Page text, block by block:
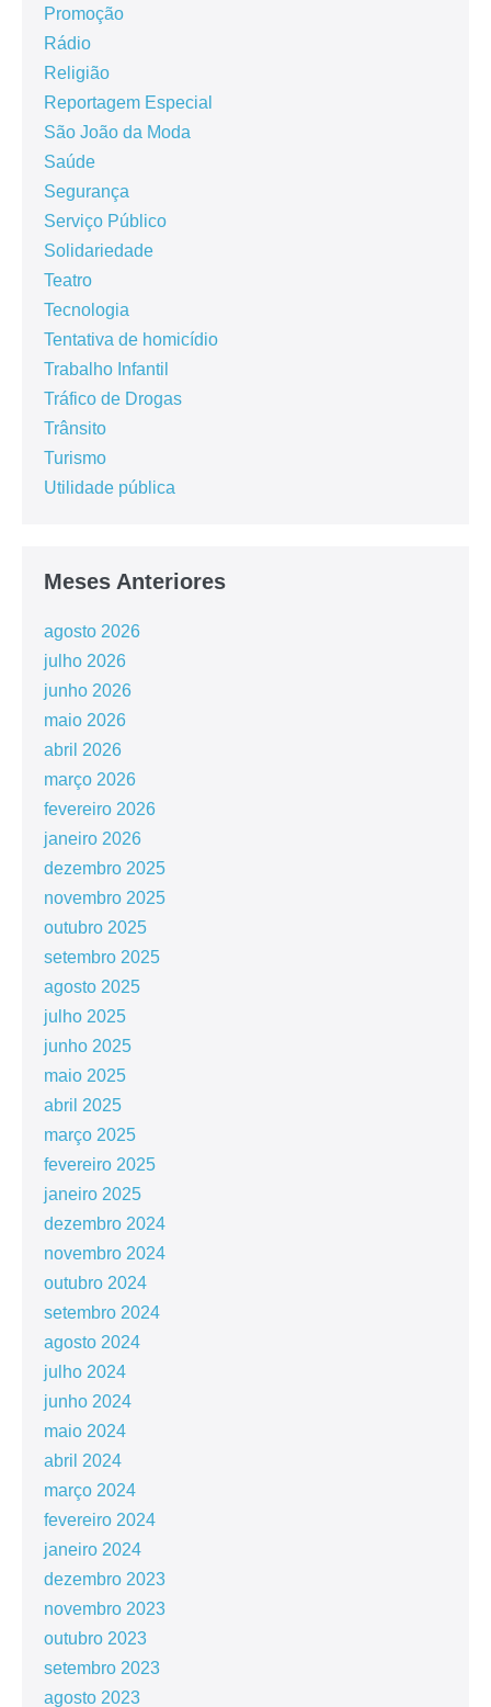
Promoção
Rádio
Religião
Reportagem Especial
São João da Moda
Saúde
Segurança
Serviço Público
Solidariedade
Teatro
Tecnologia
Tentativa de homicídio
Trabalho Infantil
Tráfico de Drogas
Trânsito
Turismo
Utilidade pública
Meses Anteriores
agosto 2026
julho 2026
junho 2026
maio 2026
abril 2026
março 2026
fevereiro 2026
janeiro 2026
dezembro 2025
novembro 2025
outubro 2025
setembro 2025
agosto 2025
julho 2025
junho 2025
maio 2025
abril 2025
março 2025
fevereiro 2025
janeiro 2025
dezembro 2024
novembro 2024
outubro 2024
setembro 2024
agosto 2024
julho 2024
junho 2024
maio 2024
abril 2024
março 2024
fevereiro 2024
janeiro 2024
dezembro 2023
novembro 2023
outubro 2023
setembro 2023
agosto 2023